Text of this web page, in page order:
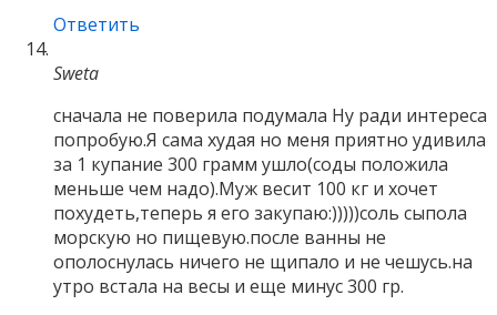
Ответить
Sweta
сначала не поверила подумала Ну ради интереса
попробую.Я сама худая но меня приятно удивила
за 1 купание 300 грамм ушло(соды положила
меньше чем надо).Муж весит 100 кг и хочет
похудеть,теперь я его закупаю:)))))соль сыпола
морскую но пищевую.после ванны не
ополоснулась ничего не щипало и не чешусь.на
утро встала на весы и еще минус 300 гр.